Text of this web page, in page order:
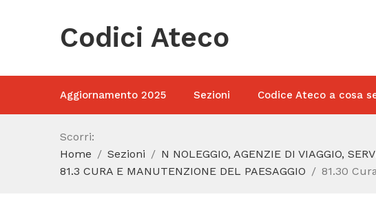
Codici Ateco
Aggiornamento 2025 Sezioni Codice Ateco a cosa
Scorri:
Home
Sezioni N NOLEGGIO, AGENZIE DI VIAGGIO,
81.3 CURA E MANUTENZIONE DEL PAESAGGIO
81.30